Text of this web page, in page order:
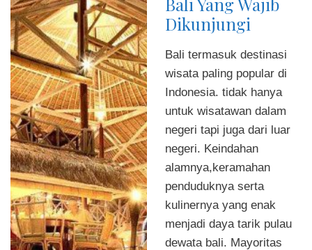
Dikunjungi
Bali termasuk destinasi
wisata paling popular di
Indonesia. tidak hanya
untuk wisatawan dalam
negeri tapi juga dari luar
negeri. Keindahan
alamnya,keramahan
penduduknya serta
kulinernya yang enak
menjadi daya tarik pulau
dewata bali. Mayoritas